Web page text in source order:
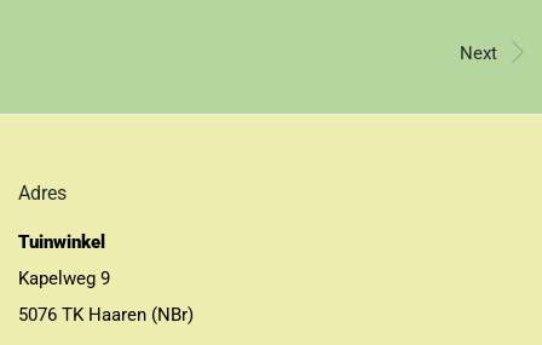
Next
Adres
Tuinwinkel
Kapelweg 9
5076 TK Haaren (NBr)